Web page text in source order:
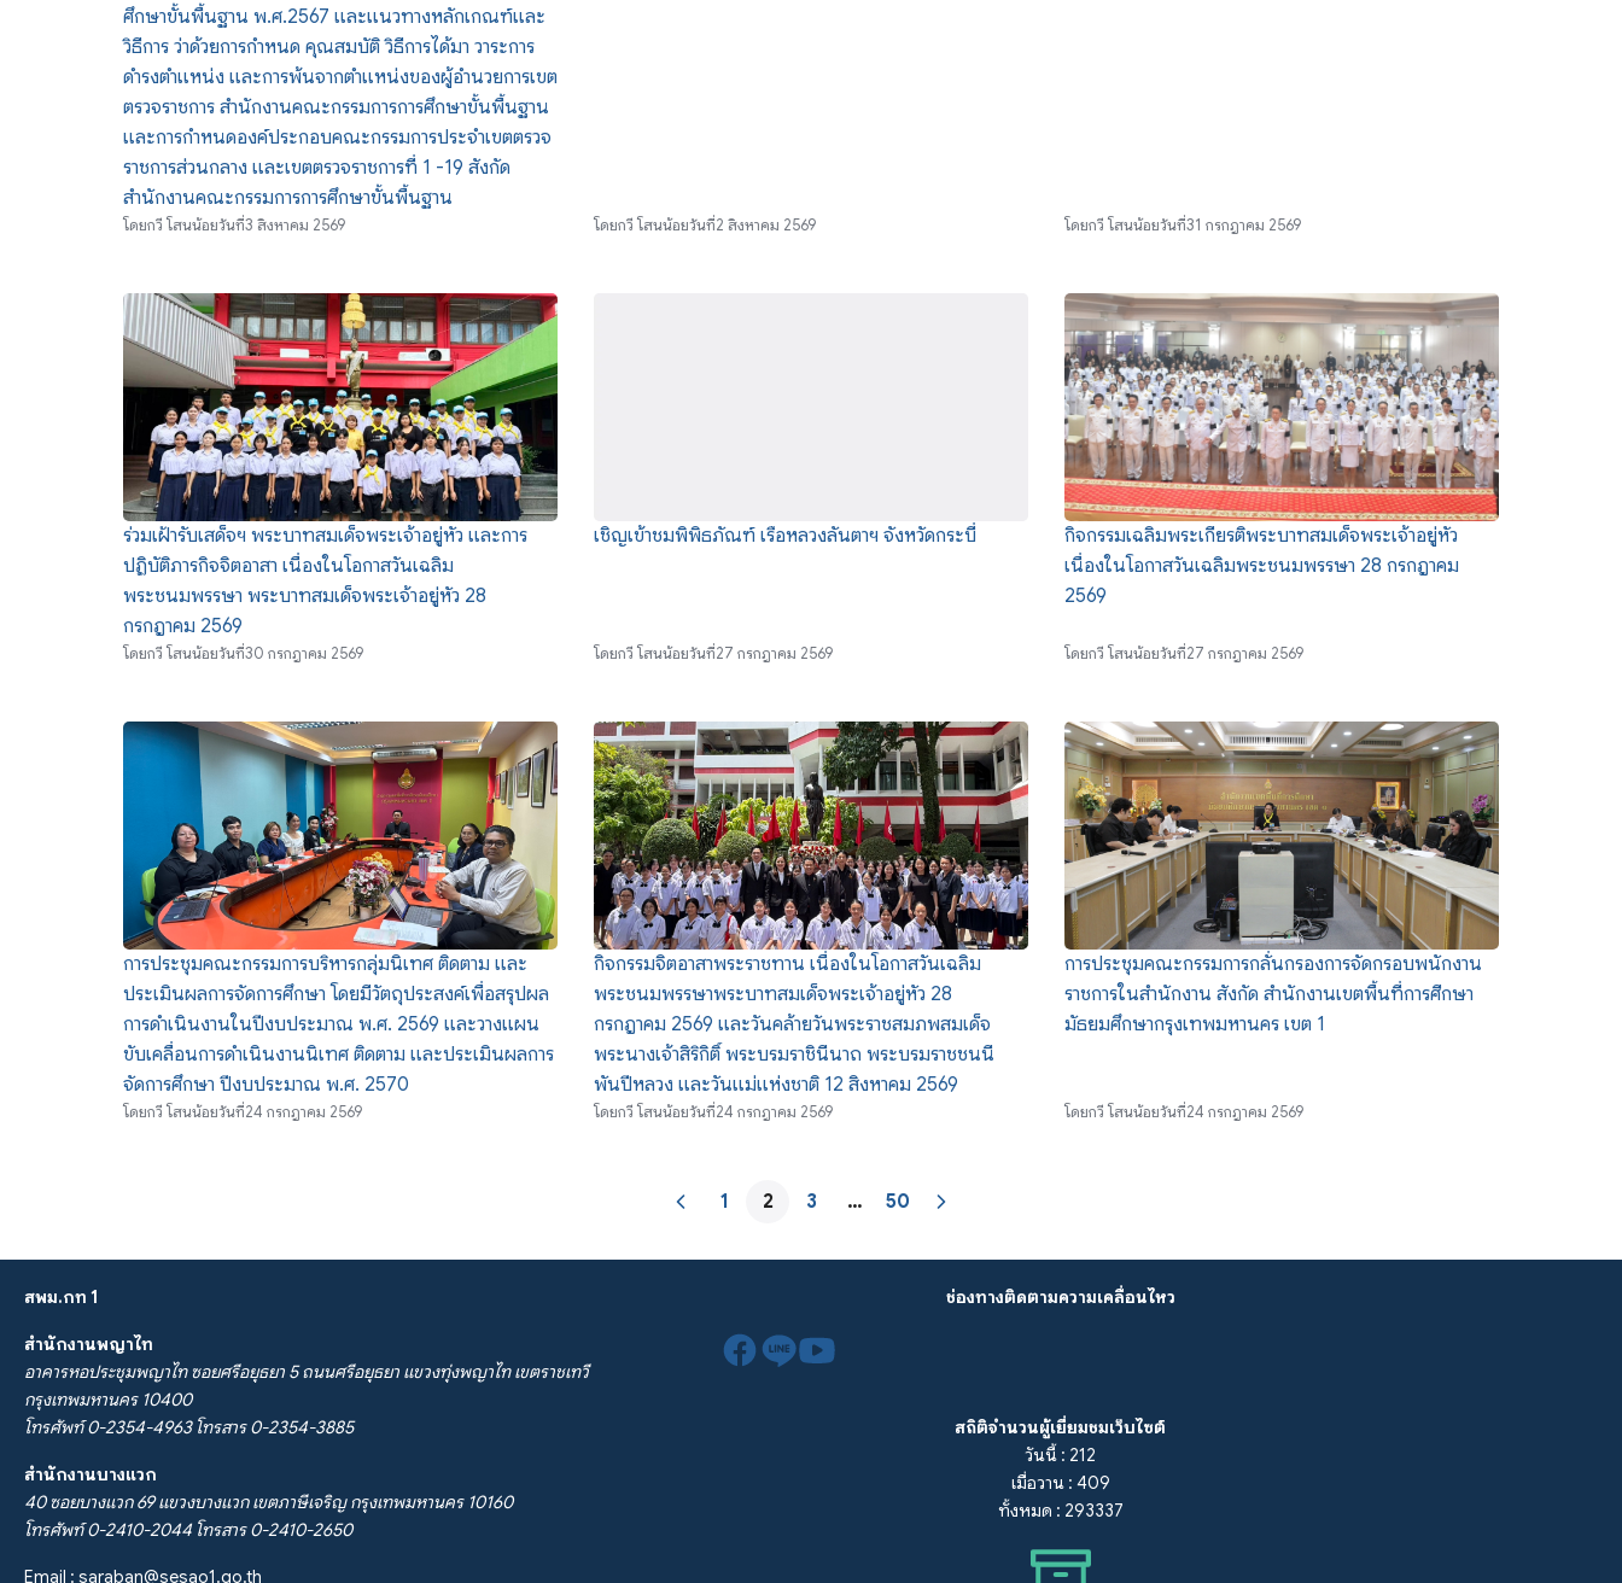
ศึกษาขั้นพื้นฐาน พ.ศ.2567 และแนวทางหลักเกณฑ์และ
วิธีการ ว่าด้วยการกำหนด คุณสมบัติ วิธีการได้มา วาระการ
ดำรงตำแหน่ง และการพ้นจากตำแหน่งของผู้อำนวยการเขต
ตรวจราชการ สำนักงานคณะกรรมการการศึกษาขั้นพื้นฐาน
และการกำหนดองค์ประกอบคณะกรรมการประจำเขตตรวจ
ราชการส่วนกลาง และเขตตรวจราชการที่ 1 -19 สังกัด
สำนักงานคณะกรรมการการศึกษาขั้นพื้นฐาน
โดยกวี โสนน้อยวันที่3 สิงหาคม 2569 โดยกวี โสนน้อยวันที่2 สิงหาคม 2569 โดยกวี โสนน้อยวันที่31 กรกฎาคม 2569
ร่วมเฝ้ารับเสด็จฯ พระบาทสมเด็จพระเจ้าอยู่หัว และการ
ปฏิบัติภารกิจจิตอาสา เนื่องในโอกาสวันเฉลิม
พระชนมพรรษา พระบาทสมเด็จพระเจ้าอยู่หัว 28
กรกฎาคม 2569
โดยกวี โสนน้อยวันที่30 กรกฎาคม 2569
เชิญเข้าชมพิพิธภัณฑ์ เรือหลวงลันตาฯ จังหวัดกระบี่
โดยกวี โสนน้อยวันที่27 กรกฎาคม 2569
กิจกรรมเฉลิมพระเกียรติพระบาทสมเด็จพระเจ้าอยู่หัว
เนื่องในโอกาสวันเฉลิมพระชนมพรรษา 28 กรกฎาคม
2569
โดยกวี โสนน้อยวันที่27 กรกฎาคม 2569
การประชุมคณะกรรมการบริหารกลุ่มนิเทศ ติดตาม และ
ประเมินผลการจัดการศึกษา โดยมีวัตถุประสงค์เพื่อสรุปผล
การดำเนินงานในปีงบประมาณ พ.ศ. 2569 และวางแผน
ขับเคลื่อนการดำเนินงานนิเทศ ติดตาม และประเมินผลการ
จัดการศึกษา ปีงบประมาณ พ.ศ. 2570
โดยกวี โสนน้อยวันที่24 กรกฎาคม 2569
กิจกรรมจิตอาสาพระราชทาน เนื่องในโอกาสวันเฉลิม
พระชนมพรรษาพระบาทสมเด็จพระเจ้าอยู่หัว 28
กรกฎาคม 2569 และวันคล้ายวันพระราชสมภพสมเด็จ
พระนางเจ้าสิริกิติ์ พระบรมราชินีนาถ พระบรมราชชนนี
พันปีหลวง และวันแม่แห่งชาติ 12 สิงหาคม 2569
โดยกวี โสนน้อยวันที่24 กรกฎาคม 2569
การประชุมคณะกรรมการกลั่นกรองการจัดกรอบพนักงาน
ราชการในสำนักงาน สังกัด สำนักงานเขตพื้นที่การศีกษา
มัธยมศึกษากรุงเทพมหานคร เขต 1
โดยกวี โสนน้อยวันที่24 กรกฎาคม 2569
1 2 3 … 50
สพม.กท 1
สำนักงานพญาไท
อาคารหอประชุมพญาไท ซอยศรีอยุธยา 5 ถนนศรีอยุธยา แขวงทุ่งพญาไท เขตราชเทวี
กรุงเทพมหานคร 10400
โทรศัพท์ 0-2354-4963 โทรสาร 0-2354-3885
สำนักงานบางแวก
40 ซอยบางแวก 69 แขวงบางแวก เขตภาษีเจริญ กรุงเทพมหานคร 10160
โทรศัพท์ 0-2410-2044 โทรสาร 0-2410-2650
Email : saraban@sesao1.go.th
ช่องทางติดตามความเคลื่อนไหว
สถิติจำนวนผู้เยี่ยมชมเว็บไซต์
วันนี้ : 212
เมื่อวาน : 409
ทั้งหมด : 293337